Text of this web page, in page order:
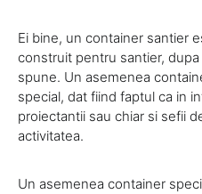
Ei bine, un container santier
construit pentru santier,
spune. Un asemenea
special, dat fiind faptul ca in
proiectantii sau chiar si sefii
activitatea.
Un asemenea container